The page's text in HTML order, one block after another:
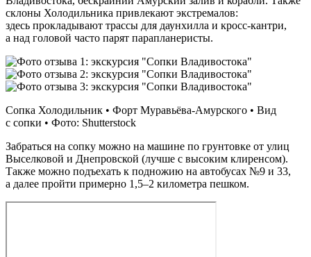
склоны Холодильника привлекают экстремалов:
здесь прокладывают трассы для даунхилла и кросс‑кантри,
а над головой часто парят парапланеристы.
Сопка Холодильник • Форт Муравьёва-Амурского • Вид
с сопки • Фото: Shutterstock
Забраться на сопку можно на машине по грунтовке от улиц
Выселковой и Днепровской (лучше с высоким клиренсом).
Также можно подъехать к подножию на автобусах №9 и 33,
а далее пройти примерно 1,5–2 километра пешком.